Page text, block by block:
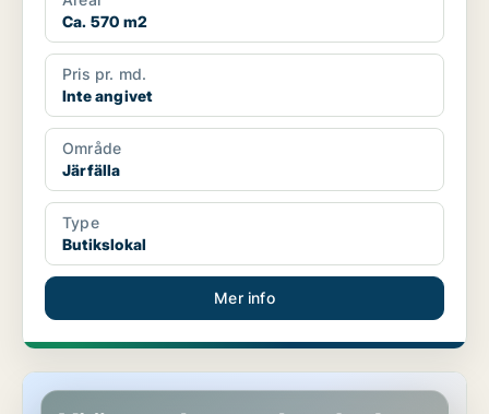
Ca. 570 m2
Pris pr. md.
Inte angivet
Område
Järfälla
Type
Butikslokal
Mer info
Butikslokal i Göteborg Centrum